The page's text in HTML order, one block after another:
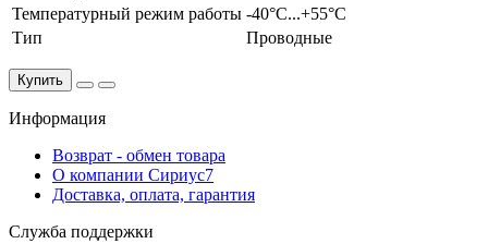
Температурный режим работы -40°С...+55°С
Тип
Проводные
Купить
Информация
Возврат - обмен товара
О компании Сириус7
Доставка, оплата, гарантия
Служба поддержки